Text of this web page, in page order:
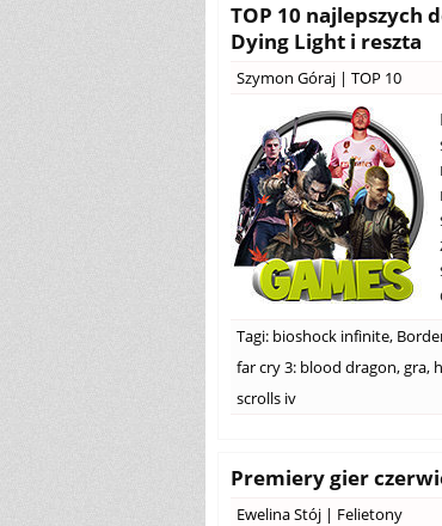
TOP 10 najlepszych
Dying Light i reszta
Szymon Góraj | TOP 10
Tagi: bioshock infinite,
far cry 3: blood dragon,gra,
scrolls iv
Premiery gier
Ewelina Stój | Felietony